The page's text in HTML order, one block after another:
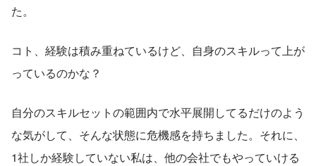
た。
コト、経験は積み重ねているけど、自身のスキルって上が
っているのかな？
自分のスキルセットの範囲内で水平展開してるだけのよう
な気がして、そんな状態に危機感を持ちました。それに、
1社しか経験していない私は、他の会社でもやっていける